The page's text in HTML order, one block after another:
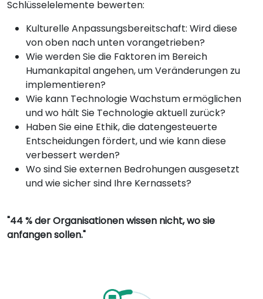
Schlüsselelemente bewerten:
Kulturelle Anpassungsbereitschaft: Wird diese
von oben nach unten vorangetrieben?
Wie werden Sie die Faktoren im Bereich
Humankapital angehen, um Veränderungen zu
implementieren?
Wie kann Technologie Wachstum ermöglichen
und wo hält Sie Technologie aktuell zurück?
Haben Sie eine Ethik, die datengesteuerte
Entscheidungen fördert, und wie kann diese
verbessert werden?
Wo sind Sie externen Bedrohungen ausgesetzt
und wie sicher sind Ihre Kernassets?
"44 % der Organisationen wissen nicht, wo sie
anfangen sollen."